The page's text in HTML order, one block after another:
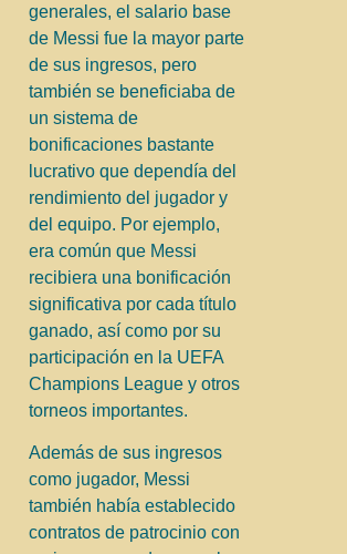
generales, el salario base
de Messi fue la mayor parte
de sus ingresos, pero
también se beneficiaba de
un sistema de
bonificaciones bastante
lucrativo que dependía del
rendimiento del jugador y
del equipo. Por ejemplo,
era común que Messi
recibiera una bonificación
significativa por cada título
ganado, así como por su
participación en la UEFA
Champions League y otros
torneos importantes.
Además de sus ingresos
como jugador, Messi
también había establecido
contratos de patrocinio con